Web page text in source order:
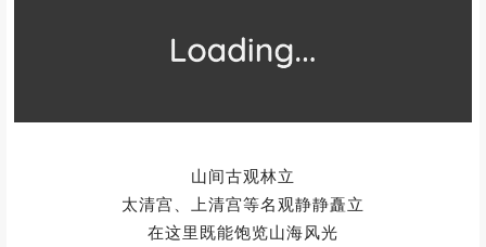
山间古观林立
太清宫、上清宫等名观静静矗立
在这里既能饱览山海风光